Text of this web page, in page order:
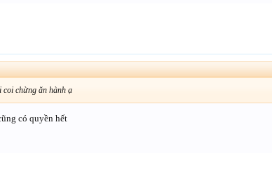
coi chừng ăn hành ạ
có quyền hết